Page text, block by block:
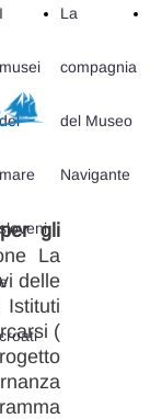
I
musei
del
mare
sloveni
e
croati
La
compagnia
del Museo
Navigante
gli
La
delle
(